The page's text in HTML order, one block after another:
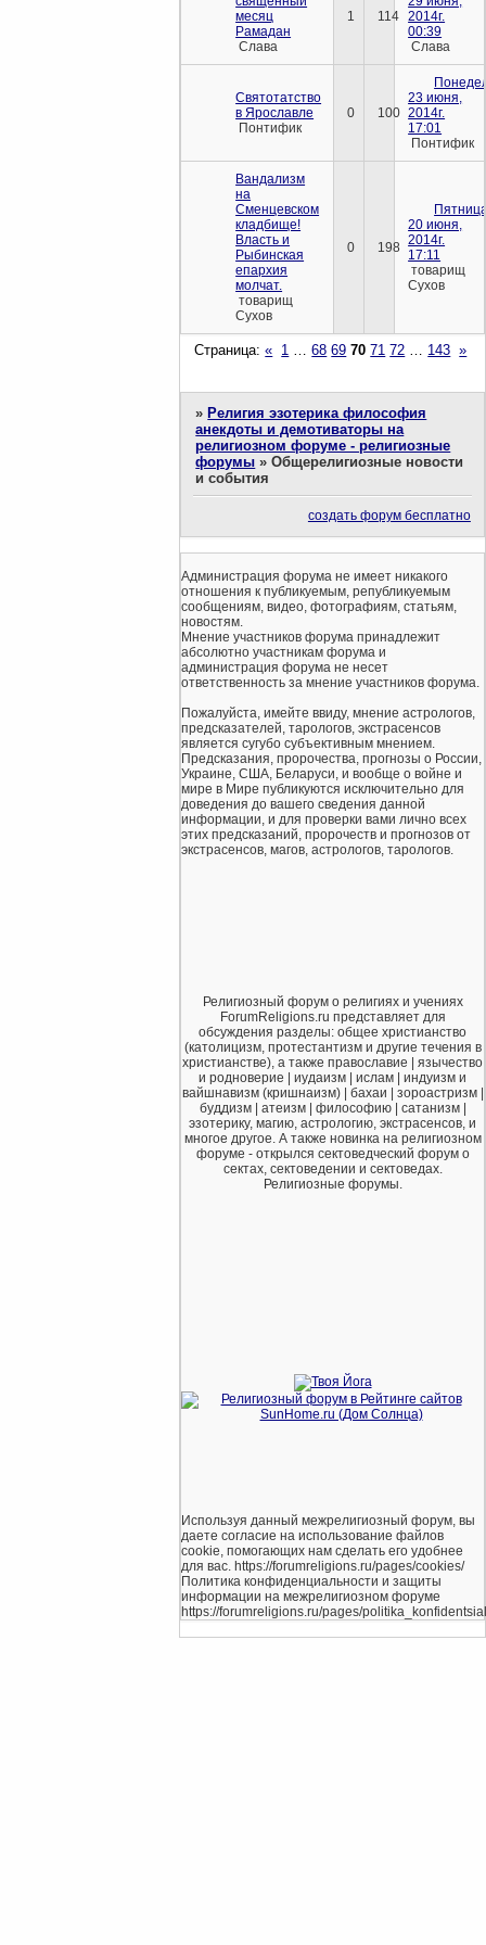
месяц
Рамадан
Слава
1 114 2014г.
00:39
Слава
Святотатство
в Ярославле
Понтифик
0 100
23 июня,
2014г.
17:01
Понтифик
Вандализм
на
Сменцевском
кладбище!
Власть и
Рыбинская
епархия
молчат.
товарищ
Сухов
0 198
20 июня,
2014г.
17:11
товарищ
Сухов
Страница:« 1 … 68 69 70 71 72 … 143 »
»Религия эзотерика философия
анекдоты и демотиваторы на
религиозном форуме - религиозные
форумы »Общерелигиозные новости
и события
создать форум бесплатно
Администрация форума не имеет никакого
отношения к публикуемым, републикуемым
сообщениям, видео, фотографиям, статьям,
новостям.
Мнение участников форума принадлежит
абсолютно участникам форума и
администрация форума не несет
ответственность за мнение участников форума.
Пожалуйста, имейте ввиду, мнение астрологов,
предсказателей, тарологов, экстрасенсов
является сугубо субъективным мнением.
Предсказания, пророчества, прогнозы о России,
Украине, США, Беларуси, и вообще о войне и
мире в Мире публикуются исключительно для
доведения до вашего сведения данной
информации, и для проверки вами лично всех
этих предсказаний, пророчеств и прогнозов от
экстрасенсов, магов, астрологов, тарологов.
Религиозный форум о религиях и учениях
ForumReligions.ru представляет для
обсуждения разделы: общее христианство
(католицизм, протестантизм и другие течения в
христианстве), а также православие | язычество
и родноверие | иудаизм | ислам | индуизм и
вайшнавизм (кришнаизм) | бахаи | зороастризм |
буддизм | атеизм | философию | сатанизм |
эзотерику, магию, астрологию, экстрасенсов, и
многое другое. А также новинка на религиозном
форуме - открылся сектоведческий форум о
сектах, сектоведении и сектоведах.
Религиозные форумы.
Используя данный межрелигиозный форум, вы
даете согласие на использование файлов
cookie, помогающих нам сделать его удобнее
для вас. https://forumreligions.ru/pages/cookies/
Политика конфиденциальности и защиты
информации на межрелигиозном форуме
https://forumreligions.ru/pages/